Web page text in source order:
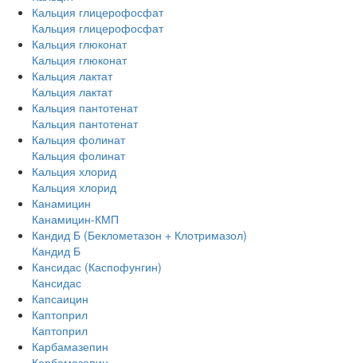
Кальция глицерофосфат
Кальция глицерофосфат
Кальция глюконат
Кальция глюконат
Кальция лактат
Кальция лактат
Кальция пантотенат
Кальция пантотенат
Кальция фолинат
Кальция фолинат
Кальция хлорид
Кальция хлорид
Канамицин
Канамицин-КМП
Кандид Б (Беклометазон + Клотримазол)
Кандид Б
Кансидас (Каспофунгин)
Кансидас
Капсаицин
Каптоприл
Каптоприл
Карбамазепин